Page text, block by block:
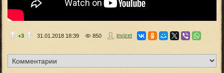
+3 31.01.2018 18:39 850 invizet